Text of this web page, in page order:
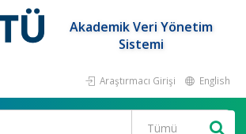
Akademik Veri Yönetim
Sistemi
Araştırmacı Girişi English